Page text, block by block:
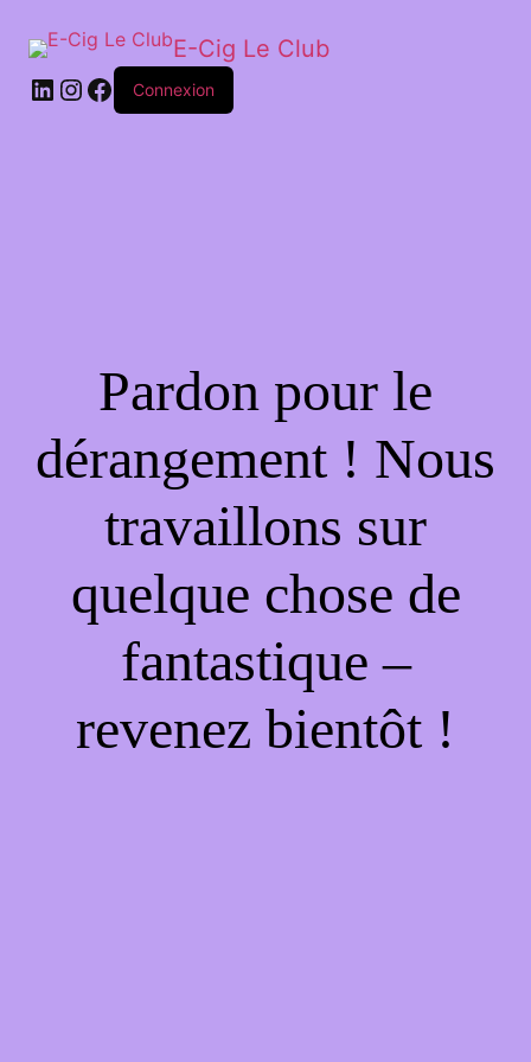
E-Cig Le Club
Connexion
Pardon pour le
dérangement ! Nous
travaillons sur
quelque chose de
fantastique –
revenez bientôt !